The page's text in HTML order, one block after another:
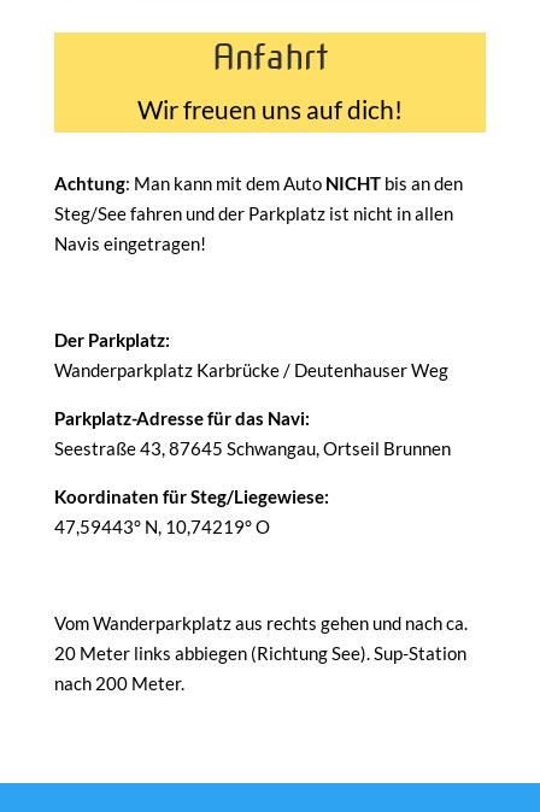
Anfahrt
Wir freuen uns auf dich!
Achtung: Man kann mit dem Auto NICHT bis an den
Steg/See fahren und der Parkplatz ist nicht in allen
Navis eingetragen!
Der Parkplatz:
Wanderparkplatz Karbrücke / Deutenhauser Weg
Parkplatz-Adresse für das Navi:
Seestraße 43, 87645 Schwangau, Ortseil Brunnen
Koordinaten für Steg/Liegewiese:
47,59443° N, 10,74219° O
Vom Wanderparkplatz aus rechts gehen und nach ca.
20 Meter links abbiegen (Richtung See). Sup-Station
nach 200 Meter.